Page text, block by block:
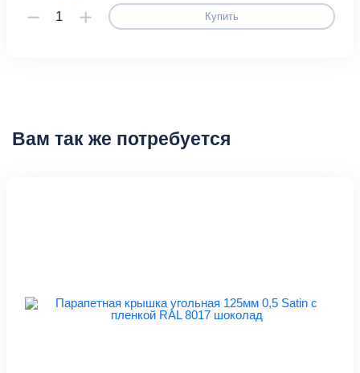
Купить
Вам так же потребуется